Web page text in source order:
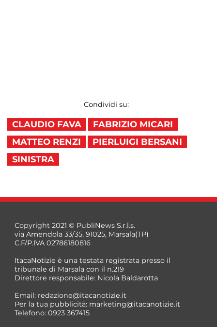
Condividi su:
CLAUDIO FAVA
FABRIZIO MICARI
MATTEO RENZI
PIERLUIGI BERSANI
SINISTRA
Copyright 2021 © PubliNews S.r.l.s.
via Amendola 33/35, 91025, Marsala(TP)
C.F/P.IVA 02786180816
ItacaNotizie è una testata registrata presso il
tribunale di Marsala con il n.219
Direttore responsabile: Nicola Baldarotta
Email: redazione@itacanotizie.it
Per la tua pubblicità: marketing@itacanotizie.it
Telefono: 0923 367415